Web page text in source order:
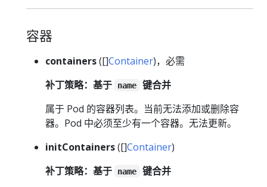
容器
containers([]Container)，必需
补丁策略：基于
name
键合并
属于 Pod 的容器列表。当前无法添加或删除容
器。Pod 中必须至少有一个容器。无法更新。
initContainers([]Container)
补丁策略：基于
name
键合并